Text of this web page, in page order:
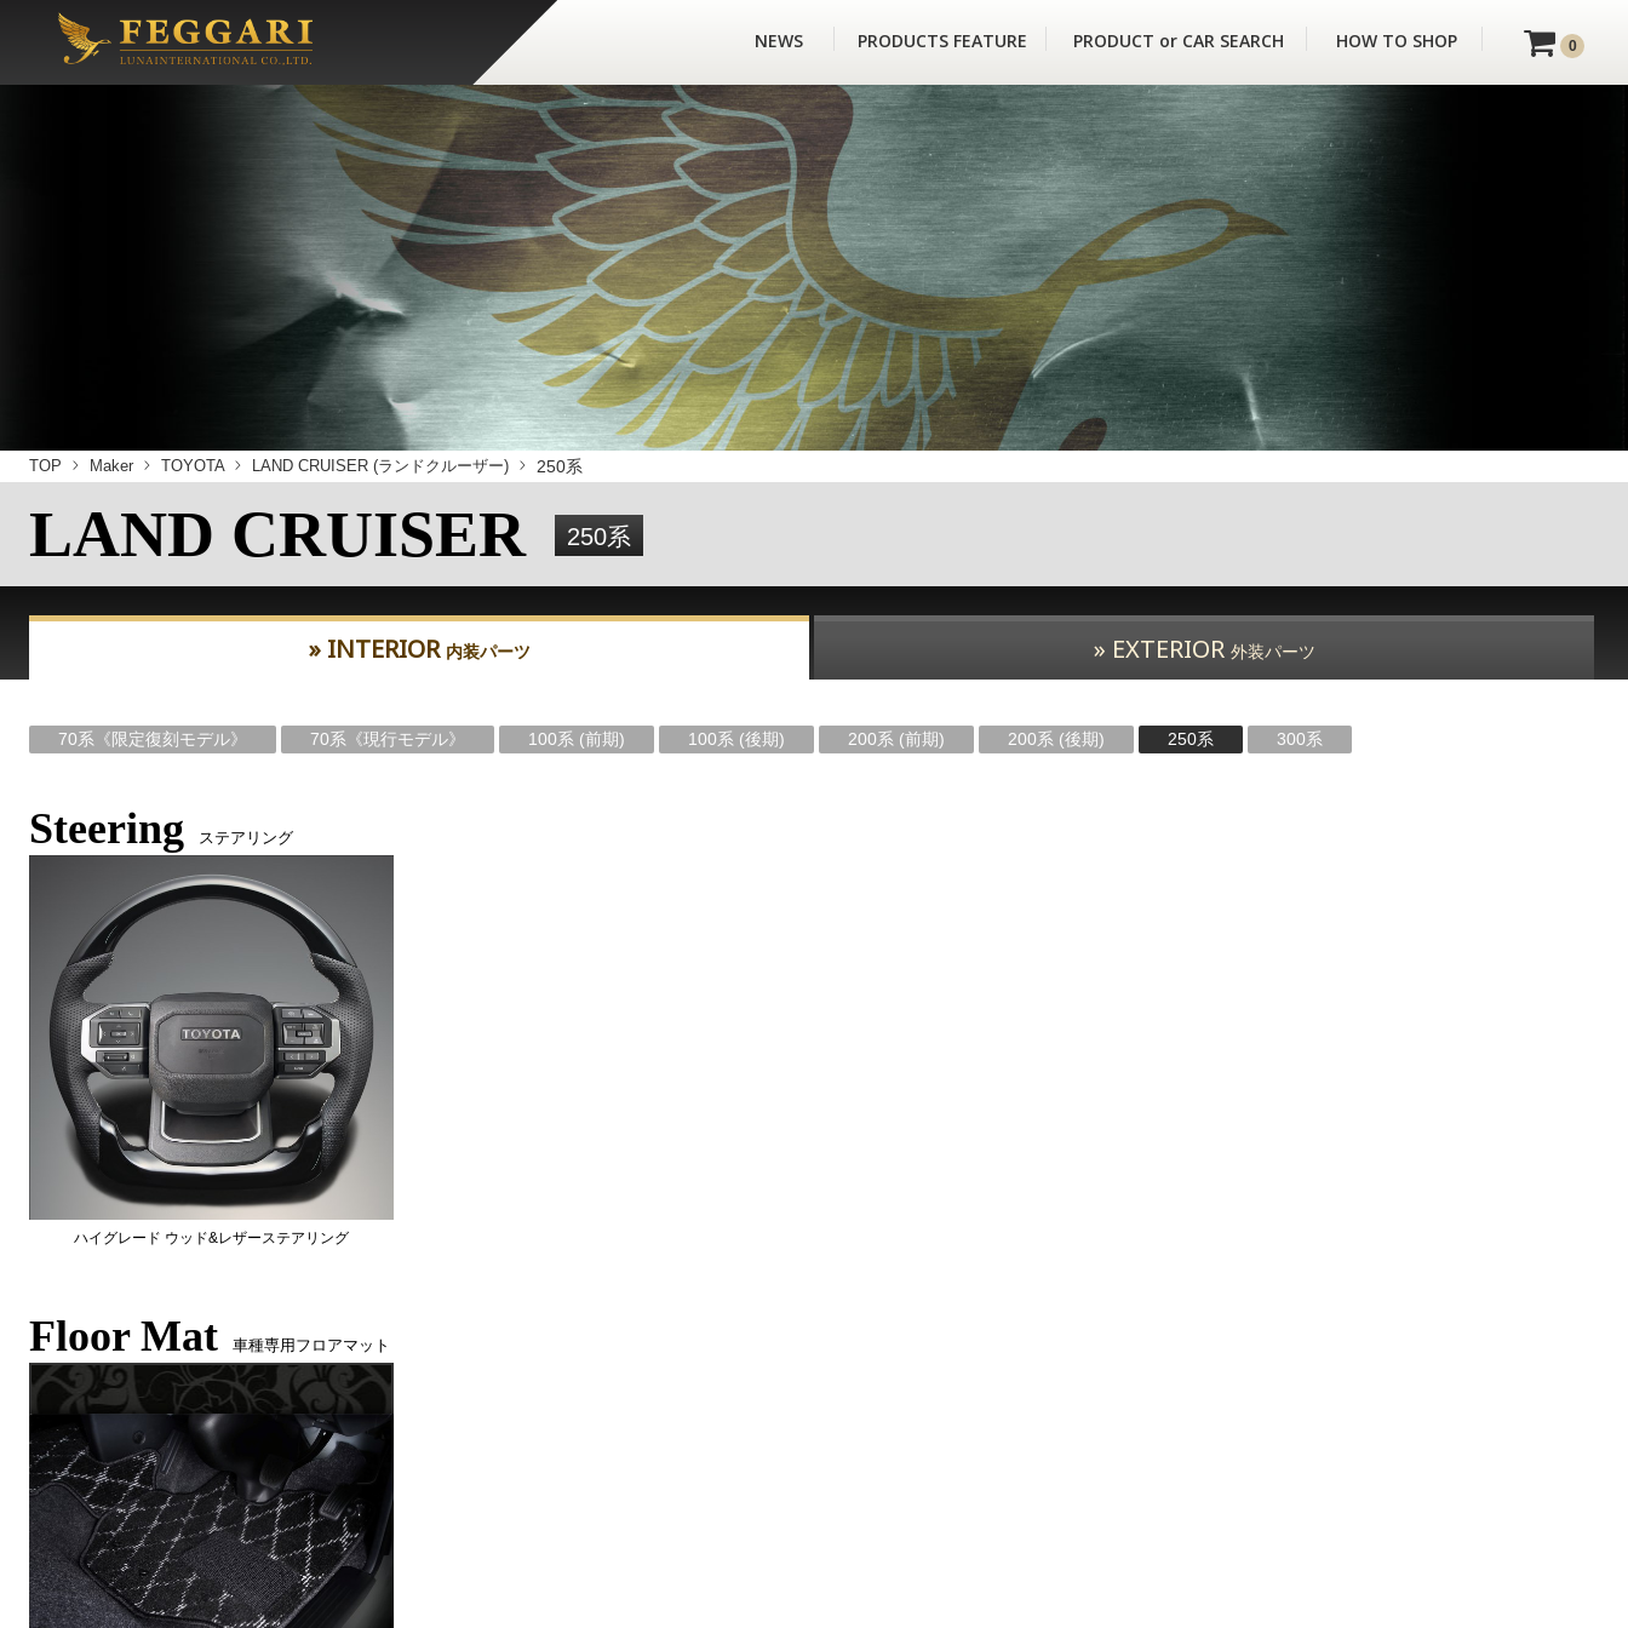
0
NEWS PRODUCTS FEATURE PRODUCT or CAR SEARCH HOW TO SHOP
TOP Maker TOYOTA LAND CRUISER (ランドクルーザー) 250系
LAND CRUISER 250系
» INTERIOR 内装パーツ » EXTERIOR 外装パーツ
70系《限定復刻モデル》 70系《現行モデル》 100系 (前期) 100系 (後期) 200系 (前期) 200系 (後期) 250系 300系
Steering ステアリング
ハイグレード ウッド&レザーステアリング
Floor Mat 車種専用フロアマット